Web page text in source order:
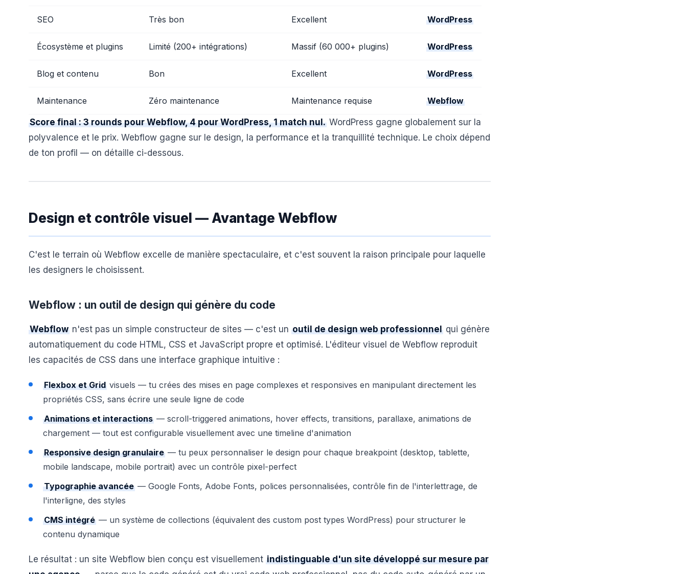
SEO Très bon Excellent WordPress
Écosystème et plugins Limité (200+ intégrations) Massif (60 000+ plugins) WordPress
Blog et contenu Bon Excellent WordPress
Maintenance Zéro maintenance Maintenance requise Webflow
Score final : 3 rounds pour Webflow, 4 pour WordPress, 1 match nul. WordPress gagne globalement sur la
polyvalence et le prix. Webflow gagne sur le design, la performance et la tranquillité technique. Le choix dépend
de ton profil — on détaille ci-dessous.
Design et contrôle visuel — Avantage Webflow
C'est le terrain où Webflow excelle de manière spectaculaire, et c'est souvent la raison principale pour laquelle
les designers le choisissent.
Webflow : un outil de design qui génère du code
Webflow n'est pas un simple constructeur de sites — c'est un outil de design web professionnel qui génère
automatiquement du code HTML, CSS et JavaScript propre et optimisé. L'éditeur visuel de Webflow reproduit
les capacités de CSS dans une interface graphique intuitive :
Flexbox et Grid visuels — tu crées des mises en page complexes et responsives en manipulant directement les
propriétés CSS, sans écrire une seule ligne de code
Animations et interactions — scroll-triggered animations, hover effects, transitions, parallaxe, animations de
chargement — tout est configurable visuellement avec une timeline d'animation
Responsive design granulaire — tu peux personnaliser le design pour chaque breakpoint (desktop, tablette,
mobile landscape, mobile portrait) avec un contrôle pixel-perfect
Typographie avancée — Google Fonts, Adobe Fonts, polices personnalisées, contrôle fin de l'interlettrage, de
l'interligne, des styles
CMS intégré — un système de collections (équivalent des custom post types WordPress) pour structurer le
contenu dynamique
Le résultat : un site Webflow bien conçu est visuellement indistinguable d'un site développé sur mesure par